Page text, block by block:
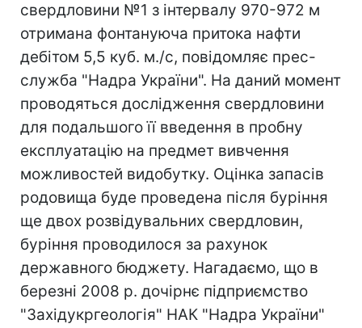
свердловини №1 з інтервалу 970-972 м
отримана фонтануюча притока нафти
дебітом 5,5 куб. м./с, повідомляє прес-
служба "Надра України". На даний момент
проводяться дослідження свердловини
для подальшого її введення в пробну
експлуатацію на предмет вивчення
можливостей видобутку. Оцінка запасів
родовища буде проведена після буріння
ще двох розвідувальних свердловин,
буріння проводилося за рахунок
державного бюджету. Нагадаємо, що в
березні 2008 р. дочірнє підприємство
"Західукргеологія" НАК "Надра України"